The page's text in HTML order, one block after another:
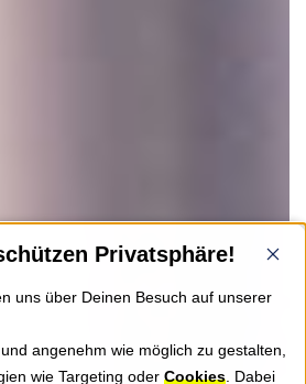
Privatsphäre!
uns über Deinen Besuch auf unserer
angenehm wie möglich zu gestalten,
wie Targeting oder Cookies . Dabei